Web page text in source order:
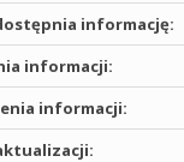
informację:
informacji:
informacji: